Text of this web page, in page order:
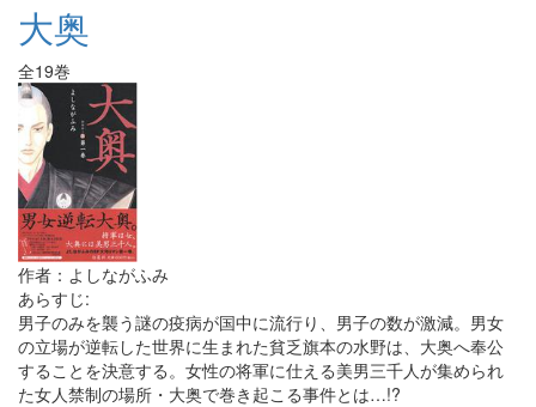
大奥
全19巻
作者：よしながふみ
あらすじ:
男子のみを襲う謎の疫病が国中に流行り、男子の数が激減。男女
の立場が逆転した世界に生まれた貧乏旗本の水野は、大奥へ奉公
することを決意する。女性の将軍に仕える美男三千人が集められ
た女人禁制の場所・大奥で巻き起こる事件とは…!?